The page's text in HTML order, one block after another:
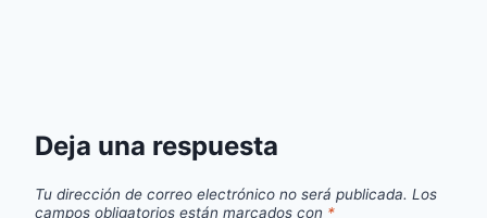
Deja una respuesta
Tu dirección de correo electrónico no será publicada. Los
campos obligatorios están marcados con *